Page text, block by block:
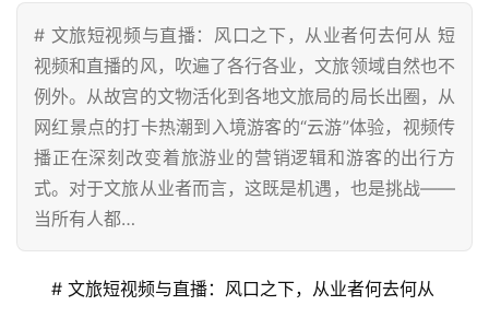
# 文旅短视频与直播：风口之下，从业者何去何从 短
视频和直播的风，吹遍了各行各业，文旅领域自然也不
例外。从故宫的文物活化到各地文旅局的局长出圈，从
网红景点的打卡热潮到入境游客的“云游”体验，视频传
播正在深刻改变着旅游业的营销逻辑和游客的出行方
式。对于文旅从业者而言，这既是机遇，也是挑战——
当所有人都…
# 文旅短视频与直播：风口之下，从业者何去何从